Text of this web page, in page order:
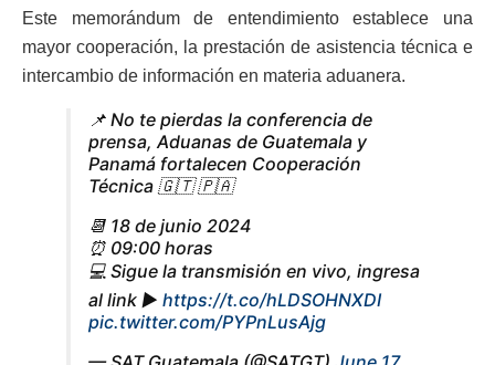
Este memorándum de entendimiento establece una
mayor cooperación, la prestación de asistencia técnica e
intercambio de información en materia aduanera.
📌 No te pierdas la conferencia de
prensa, Aduanas de Guatemala y
Panamá fortalecen Cooperación
Técnica 🇬🇹 🇵🇦
📆 18 de junio 2024
⏰ 09:00 horas
💻 Sigue la transmisión en vivo, ingresa
al link ▶ https://t.co/hLDSOHNXDI
pic.twitter.com/PYPnLusAjg